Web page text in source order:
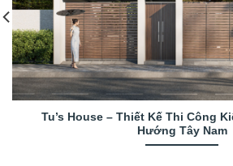
Tu’s House – Thiết Kế Thi Công
Hướng Tây Nam